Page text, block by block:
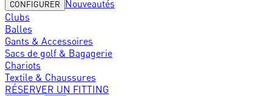
CONFIGURER
Nouveautés
Clubs
Balles
Gants & Accessoires
Sacs de golf & Bagagerie
Chariots
Textile & Chaussures
RÉSERVER UN FITTING